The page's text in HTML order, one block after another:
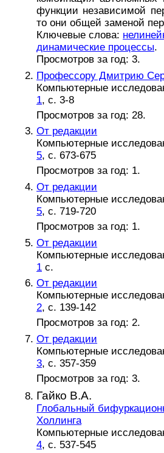
функции независимой
то они общей заменой
Ключевые слова:
динамические процессы.
Просмотров за год: 3.
Профессору Дмитрию
Компьютерные
1, с. 3-8
Просмотров за год: 28.
От редакции
Компьютерные
5, с. 673-675
Просмотров за год: 1.
От редакции
Компьютерные
5, с. 719-720
Просмотров за год: 1.
От редакции
Компьютерные
1 с.
От редакции
Компьютерные
2, с. 139-142
Просмотров за год: 2.
От редакции
Компьютерные
3, с. 357-359
Просмотров за год: 3.
Гайко В.А.
Глобальный
Холлинга
Компьютерные
4, с. 537-545